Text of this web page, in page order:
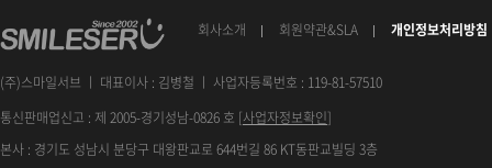
회사소개 회원약관&SLA 개인정보처리방침
(주)스마일서브 ㅣ 대표이사 : 김병철 ㅣ 사업자등록번호 : 119-81-57510
통신판매업신고 : 제 2005-경기성남-0826 호 [사업자정보확인]
본사 : 경기도 성남시 분당구 대왕판교로 644번길 86 KT동판교빌딩 3층